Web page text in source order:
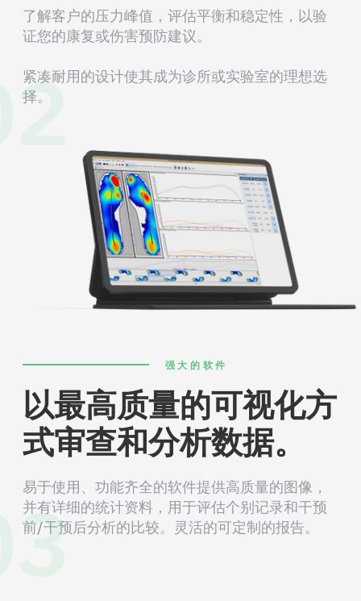
了解客户的压力峰值，评估平衡和稳定性，以验
证您的康复或伤害预防建议。
紧凑耐用的设计使其成为诊所或实验室的理想选
择。
强大的软件
以最高质量的可视化方
式审查和分析数据。
易于使用、功能齐全的软件提供高质量的图像，
并有详细的统计资料，用于评估个别记录和干预
前/干预后分析的比较。灵活的可定制的报告。